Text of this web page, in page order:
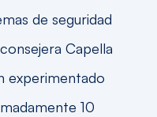
de seguridad
Capella
experimentado
10